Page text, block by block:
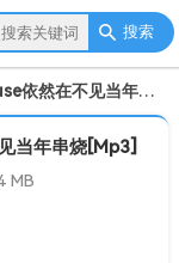
搜索
不见当年串烧[Mp3]
当年串烧[Mp3]
MB